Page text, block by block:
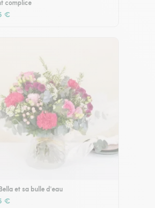
complice
€
et sa bulle d'eau
€